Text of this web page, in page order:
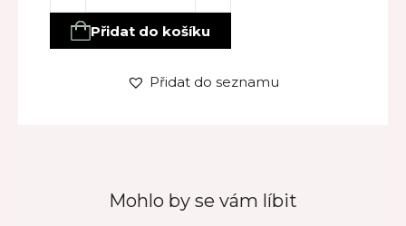
Přidat do košíku
Přidat do seznamu
Mohlo by se vám líbit